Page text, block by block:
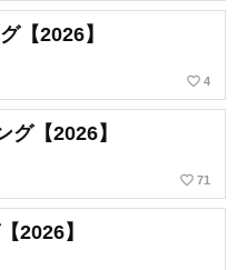
【2026】
favorite_border 4
【2026】
favorite_border 71
2026】